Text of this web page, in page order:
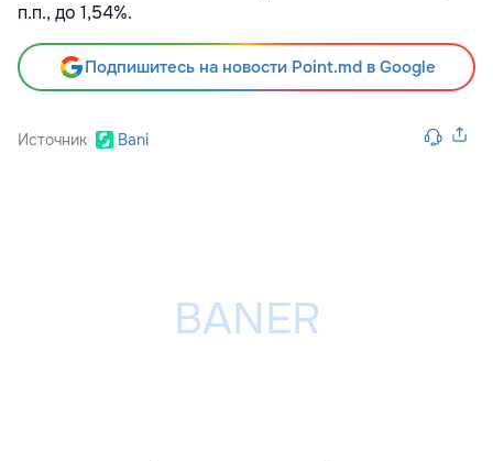
п.п., до 1,54%.
Подпишитесь на новости Point.md в Google
Источник Bani